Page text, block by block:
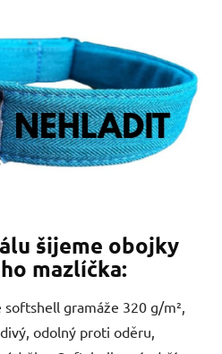
šijeme obojky
mazlíčka:
gramáže 320 g/m²,
odolný proti oděru,